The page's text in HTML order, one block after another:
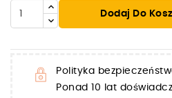
Dodaj Do
Polityka
Ponad 10 lat